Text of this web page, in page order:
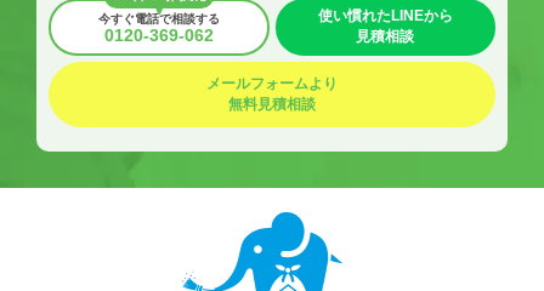
今すぐ電話で相談する
0120-369-062
使い慣れたLINEから
見積相談
メールフォームより
無料見積相談